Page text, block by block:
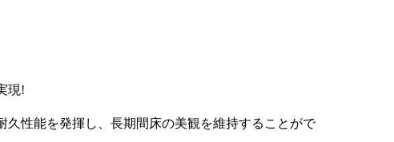
現!
性能を発揮し、長期間床の美観を維持することがで